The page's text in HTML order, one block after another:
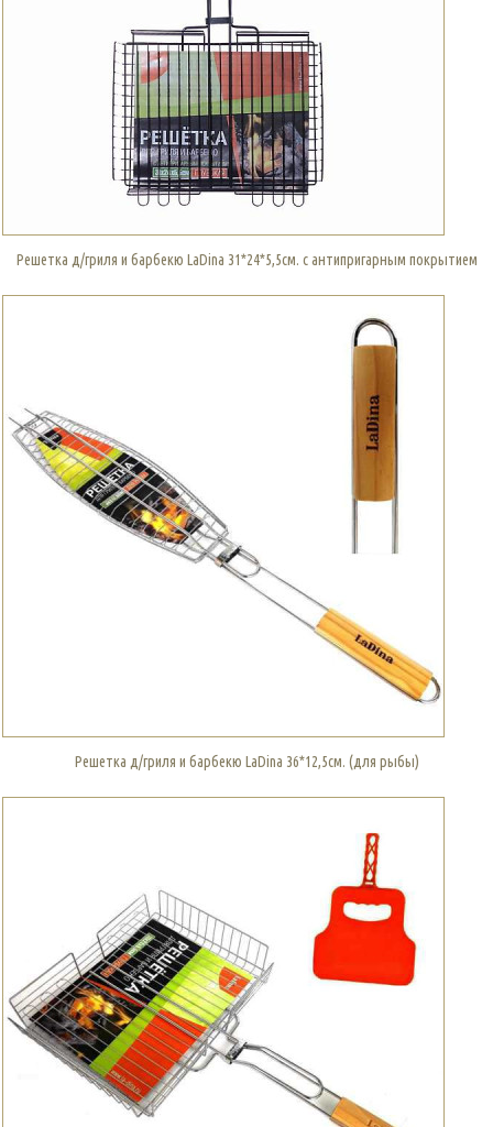
Решетка д/гриля и барбекю LaDina 31*24*5,5см. с антипригарным покрытием
Решетка д/гриля и барбекю LaDina 36*12,5см. (для рыбы)